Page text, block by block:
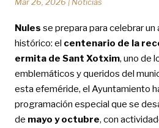
Nules se prepara para celebrar
histórico: el centenario de la
ermita de Sant Xotxim, uno de
emblemáticos y queridos del
esta efeméride, el Ayuntamiento
programación especial que se
de mayo y octubre, con